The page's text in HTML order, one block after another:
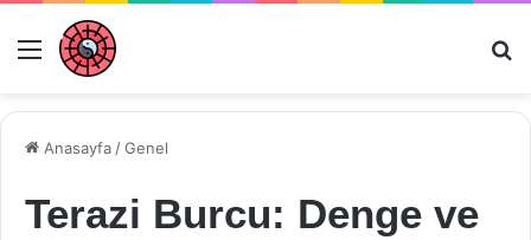
Menü
Anasayfa /Genel
Terazi Burcu: Denge ve